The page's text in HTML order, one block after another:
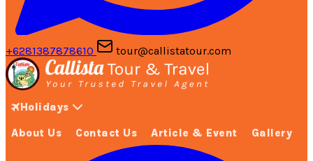
+6281387878610 tour@callistatour.com
Holidays
About Us Contact Us Article & Event Gallery